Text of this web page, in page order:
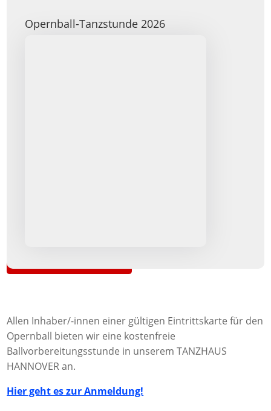
Allen Inhaber/-innen einer gültigen Eintrittskarte für den
Opernball bieten wir eine kostenfreie
Ballvorbereitungsstunde in unserem TANZHAUS
HANNOVER an.
Hier geht es zur Anmeldung!
Opernball-Tanzstunde 2026